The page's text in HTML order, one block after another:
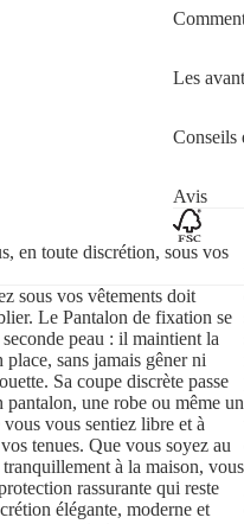
Les
Conseils
Avis
en toute discrétion, sous vos
sous vos vêtements doit
Le Pantalon de fixation se
peau : il maintient la
sans jamais gêner ni
Sa coupe discrète passe
pantalon, une robe ou même un
vous sentiez libre et à
tenues. Que vous soyez au
à la maison, vous
rassurante qui reste
élégante, moderne et